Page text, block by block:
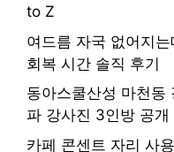
to Z
여드름 자국 없어지
회복 시간 솔직 후기
동아스쿨산성 마천동
파 강사진 3인방 공개
카페 콘센트 자리 사